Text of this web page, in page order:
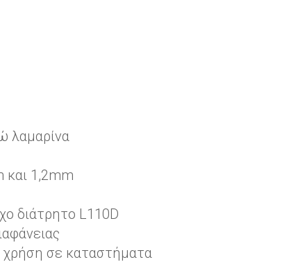
λαμαρίνα
και 1,2mm
διάτρητο L110D
σε καταστήματα